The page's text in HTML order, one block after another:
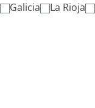
Galicia La Rioja